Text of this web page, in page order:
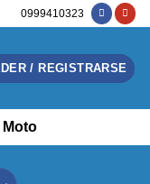
0999410323
/ REGISTRARSE